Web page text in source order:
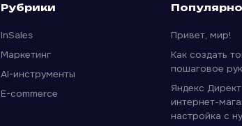
Рубрики
InSales
Маркетинг
AI-инструменты
E-commerce
Привет, мир!
Как создать
пошаговое
Яндекс
интернет-
настройка с